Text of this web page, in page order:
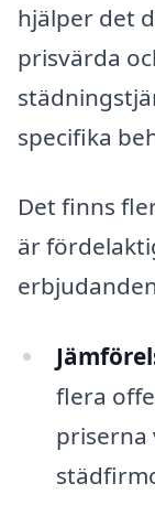
hjälper det
prisvärda
specifika
Det finns
är
flera
priserna